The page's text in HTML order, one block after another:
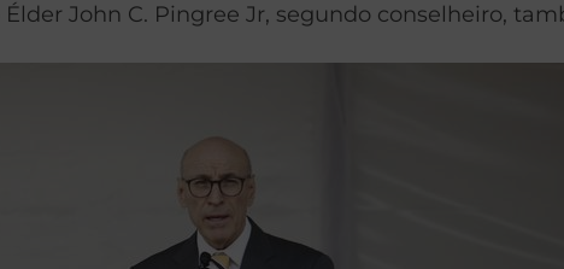
John C. Pingree Jr, segundo conselheiro,